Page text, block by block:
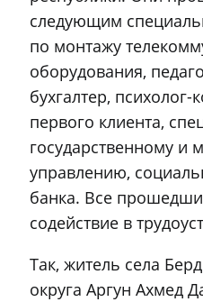
следующим
по монтажу
оборудования,
бухгалтер, психолог-
первого клиента,
государственному и
управлению,
банка. Все
содействие в
Так, житель села
округа Аргун Ахмед